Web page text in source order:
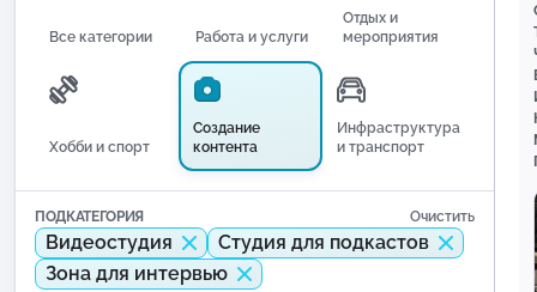
Все категории Работа и услуги
Отдых и
мероприятия
Хобби и спорт
Создание
контента
Инфраструктура
и транспорт
ПОДКАТЕГОРИЯ Очистить
Видеостудия
Студия для подкастов
Зона для интервью